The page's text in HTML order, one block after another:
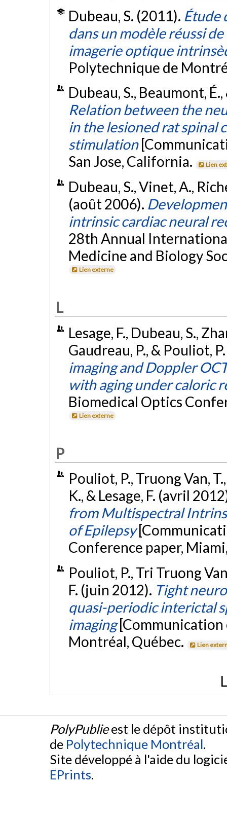
Dubeau, S. (2011). Étude
dans un modèle réussi
imagerie optique
Polytechnique de
Dubeau, S., Beaumont,
Relation between the
in the lesioned rat spinal
stimulation
San Jose, California.
Lien
Dubeau, S., Vinet, A.,
(août 2006).
intrinsic cardiac neural
28th Annual
Medicine and Biology
Lien externe
L
Lesage, F., Dubeau, S.,
Gaudreau, P., & Pouliot,
imaging and Doppler
with aging under caloric
Biomedical Optics
Lien externe
P
Pouliot, P., Truong Van,
K., & Lesage, F. (avril
from Multispectral
of Epilepsy
Conference paper,
Pouliot, P., Tri Truong
F. (juin 2012). Tight
quasi-periodic interictal
imaging
Montréal, Québec.
Lien
PolyPublieest le dépôt
de Polytechnique Montréal.
Site développé à l'aide du
EPrints.